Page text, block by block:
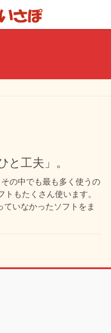
と工夫」。
の中でも最も多く使うの
もたくさん使います。
いなかったソフトをま